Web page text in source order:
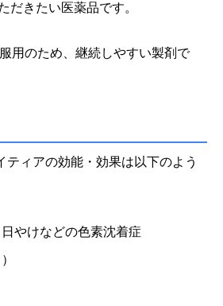
だきたい医薬品です。
用のため、継続しやすい製剤で
ティアの効能・効果は以下のよう
やけなどの色素沈着症